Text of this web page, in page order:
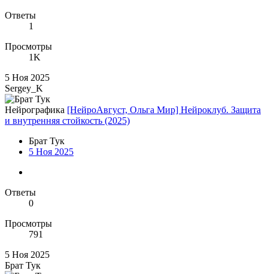
Ответы
1
Просмотры
1K
5 Ноя 2025
Sergey_K
Нейрографика [НейроАвгуст, Ольга Мир] Нейроклуб. Защита
и внутренняя стойкость (2025)
Брат Тук
5 Ноя 2025
Ответы
0
Просмотры
791
5 Ноя 2025
Брат Тук